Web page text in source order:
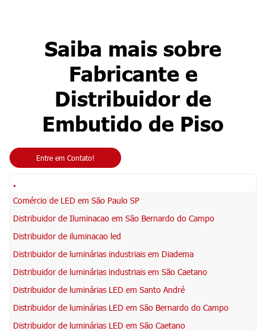
Saiba mais sobre
Fabricante e
Distribuidor de
Embutido de Piso
Entre em Contato!
.
Comércio de LED em São Paulo SP
Distribuidor de Iluminacao em São Bernardo do Campo
Distribuidor de iluminacao led
Distribuidor de luminárias industriais em Diadema
Distribuidor de luminárias industriais em São Caetano
Distribuidor de luminárias LED em Santo André
Distribuidor de luminárias LED em São Bernardo do Campo
Distribuidor de luminárias LED em São Caetano